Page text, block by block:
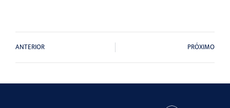
ANTERIOR PRÓXIMO